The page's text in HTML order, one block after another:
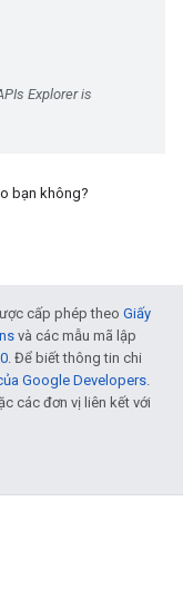
bạn không?
cấp phép theo Giấy
và các mẫu mã lập
. Để biết thông tin chi
Google Developers.
các đơn vị liên kết với